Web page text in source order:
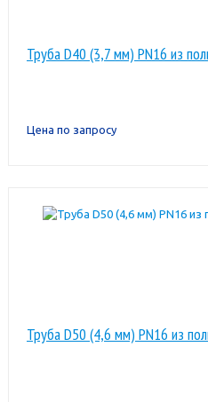
Труба D40 (3,7 мм) PN16 из
Цена по запросу
Труба D50 (4,6 мм) PN16 из